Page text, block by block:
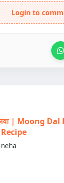
Login to
| Moong